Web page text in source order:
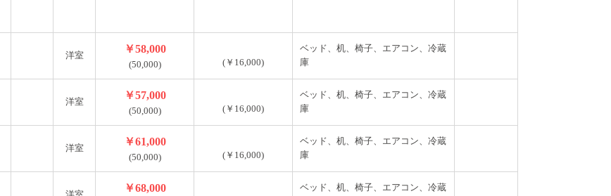
洋室
￥58,000
(50,000) (￥16,000)
ベッド、机、椅子、エアコン、冷蔵
庫
洋室
￥57,000
(50,000) (￥16,000)
ベッド、机、椅子、エアコン、冷蔵
庫
洋室
￥61,000
(50,000) (￥16,000)
ベッド、机、椅子、エアコン、冷蔵
庫
洋室
￥68,000
ベッド、机、椅子、エアコン、冷蔵